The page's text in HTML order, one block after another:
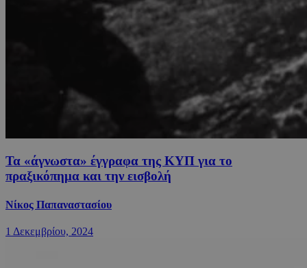
Τα «άγνωστα» έγγραφα της ΚΥΠ για το
πραξικόπημα και την εισβολή
Νίκος Παπαναστασίου
1 Δεκεμβρίου, 2024